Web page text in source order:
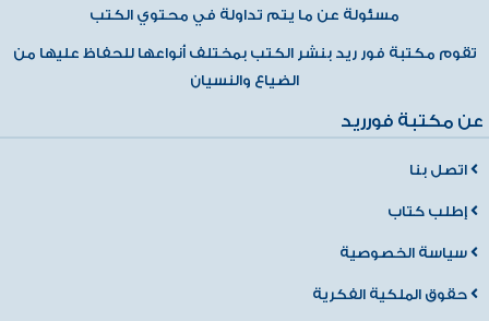
مسئولة عن ما يتم تداولة في محتوي الكتب
تقوم مكتبة فور ريد بنشر الكتب بمختلف أنواعها للحفاظ عليها من
الضياع والنسيان
عن مكتبة فورريد
اتصل بنا
إطلب كتاب
سياسة الخصوصية
حقوق الملكية الفكرية